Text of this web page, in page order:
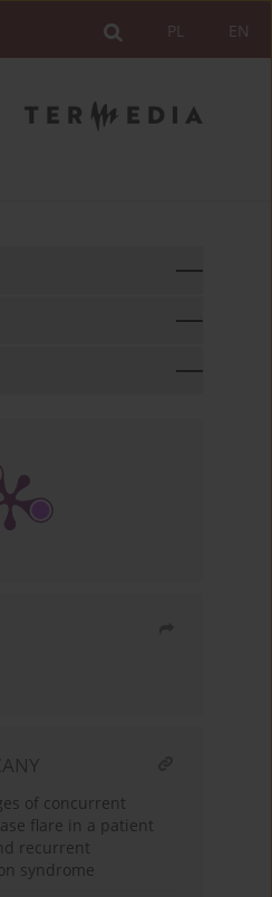
EN
PL
of concurrent
flare in a patient
recurrent
syndrome